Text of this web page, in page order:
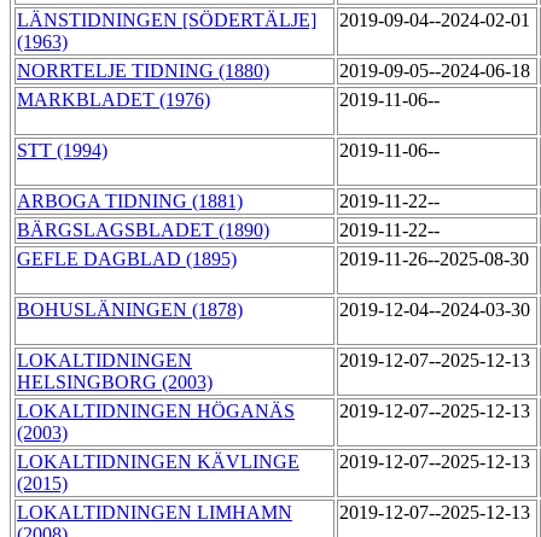
LÄNSTIDNINGEN [SÖDERTÄLJE]
(1963)
2019-09-04--2024-02-01
NORRTELJE TIDNING (1880)
2019-09-05--2024-06-18
MARKBLADET (1976)
2019-11-06--
STT (1994) 2019-11-06--
ARBOGA TIDNING (1881)
2019-11-22--
BÄRGSLAGSBLADET (1890)
2019-11-22--
GEFLE DAGBLAD (1895)
2019-11-26--2025-08-30
BOHUSLÄNINGEN (1878) 2019-12-04--2024-03-30
LOKALTIDNINGEN
HELSINGBORG (2003)
2019-12-07--2025-12-13
LOKALTIDNINGEN HÖGANÄS
(2003)
2019-12-07--2025-12-13
LOKALTIDNINGEN KÄVLINGE
(2015)
2019-12-07--2025-12-13
LOKALTIDNINGEN LIMHAMN
2019-12-07--2025-12-13